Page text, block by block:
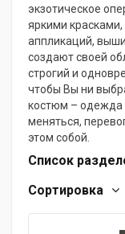
экзотическое
яркими
аппликаций,
создают своей
строгий и
чтобы Вы ни
костюм – одежда
меняться,
этом собой.
Список
Сортировка